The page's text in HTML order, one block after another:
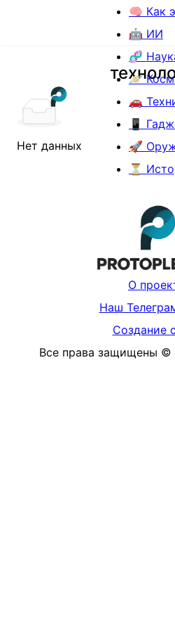
🧠 Как
🤖 ИИ
🧬
🪐
🚗
📱
🚀
⏳
Нет данных
О
Наш
Создание
Все права защищены ©